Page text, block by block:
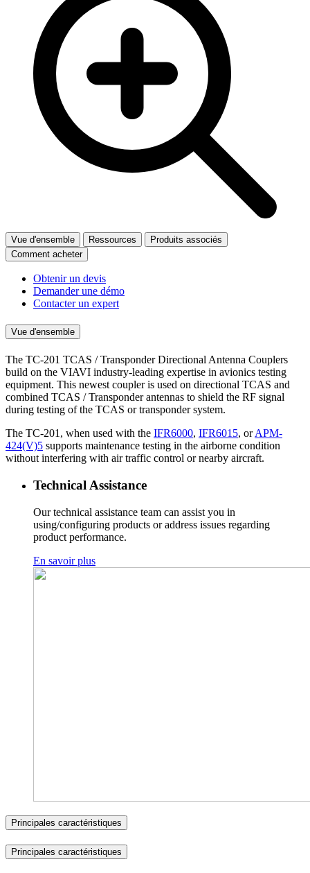
Vue d'ensemble Ressources
Produits associés
Comment acheter
Obtenir un devis
Demander une démo
Contacter un expert
Vue d'ensemble
The TC-201 TCAS / Transponder Directional Antenna Couplers
build on the VIAVI industry-leading expertise in avionics testing
equipment. This newest coupler is used on directional TCAS and
combined TCAS / Transponder antennas to shield the RF signal
during testing of the TCAS or transponder system.
The TC-201, when used with the IFR6000, IFR6015, orAPM-
424(V)5 supports maintenance testing in the airborne condition
without interfering with air traffic control or nearby aircraft.
Technical Assistance
Our technical assistance team can assist you in
using/configuring products or address issues regarding
product performance.
En savoir plus
Principales caractéristiques
Principales caractéristiques